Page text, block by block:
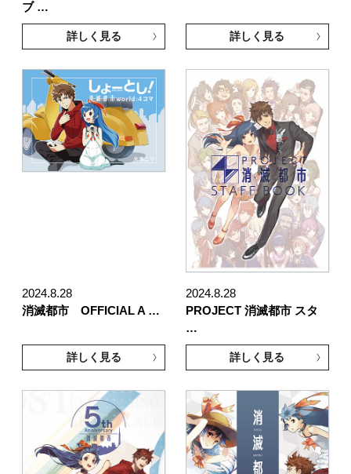
ブ …
詳しく見る 詳しく見る
2024.8.28
消滅都市 OFFICIAL A …
詳しく見る
2024.8.28
PROJECT 消滅都市 スタ
…
詳しく見る